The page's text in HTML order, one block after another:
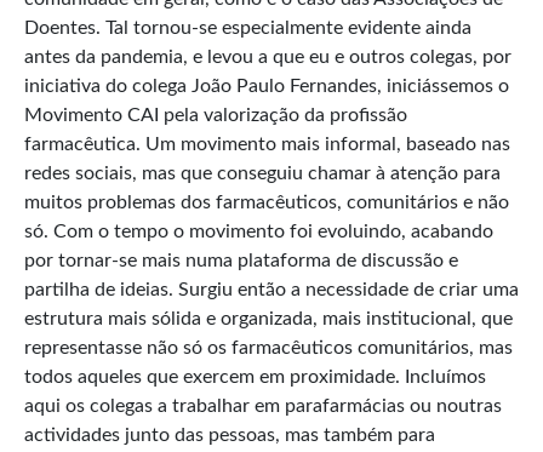
Doentes. Tal tornou-se especialmente evidente ainda
antes da pandemia, e levou a que eu e outros colegas, por
iniciativa do colega João Paulo Fernandes, iniciássemos o
Movimento CAI pela valorização da profissão
farmacêutica. Um movimento mais informal, baseado nas
redes sociais, mas que conseguiu chamar à atenção para
muitos problemas dos farmacêuticos, comunitários e não
só. Com o tempo o movimento foi evoluindo, acabando
por tornar-se mais numa plataforma de discussão e
partilha de ideias. Surgiu então a necessidade de criar uma
estrutura mais sólida e organizada, mais institucional, que
representasse não só os farmacêuticos comunitários, mas
todos aqueles que exercem em proximidade. Incluímos
aqui os colegas a trabalhar em parafarmácias ou noutras
actividades junto das pessoas, mas também para